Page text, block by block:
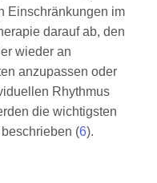
Einschränkungen im
darauf ab, den
wieder an
anzupassen oder
Rhythmus
die wichtigsten
(6).